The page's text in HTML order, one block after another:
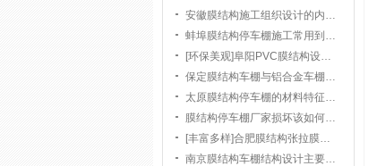
安徽膜结构施工组织设计的内…
蚌埠膜结构停车棚施工常用到…
[环保美观]阜阳PVC膜结构设…
保定膜结构车棚与铝合金车棚…
太原膜结构停车棚的材料特征…
膜结构停车棚厂家损坏该如何…
[丰富多样]合肥膜结构张拉膜…
南京膜结构车棚结构设计主要…